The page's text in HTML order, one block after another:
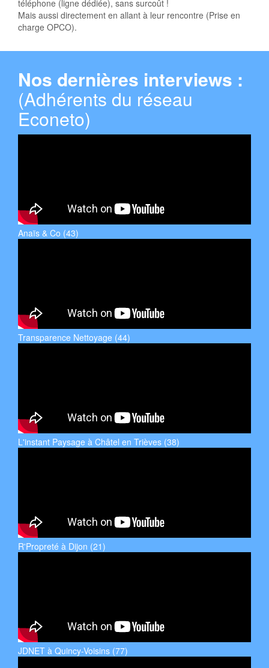
téléphone (ligne dédiée), sans surcoût !
Mais aussi directement en allant à leur rencontre (Prise en
charge OPCO).
Nos dernières interviews :
(Adhérents du réseau
Econeto)
Anaïs & Co (43)
Transparence Nettoyage (44)
L'instant Paysage à Châtel en Trièves (38)
R'Propreté à Dijon (21)
JDNET à Quincy-Voisins (77)